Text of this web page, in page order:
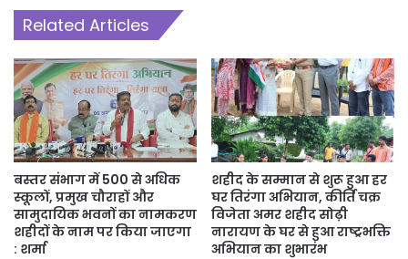
Related Articles
बस्तर संभाग में 500 से अधिक
स्कूलों, प्रमुख चौराहों और
सामुदायिक भवनों का नामकरण
शहीदों के नाम पर किया जाएगा
: शर्मा
शहीद के सम्मान से शुरू हुआ हर
घर तिरंगा अभियान, कीर्ति चक्र
विजेता अमर शहीद सोढ़ी
नारायण के घर से हुआ राष्ट्रभक्ति
अभियान का शुभारंभ